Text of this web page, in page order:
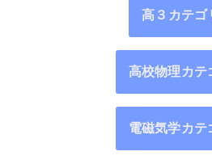
高３カテゴ
高校物理カテ
電磁気学カテ